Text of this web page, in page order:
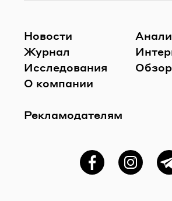
Новости
Журнал
Исследования
О компании
Рекламодателям
Фейсбук